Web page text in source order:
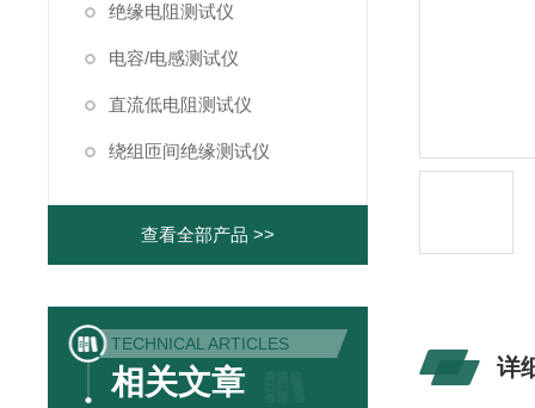
绝缘电阻测试仪
电容/电感测试仪
直流低电阻测试仪
绕组匝间绝缘测试仪
查看全部产品 >>
TECHNICAL ARTICLES
相关文章 详